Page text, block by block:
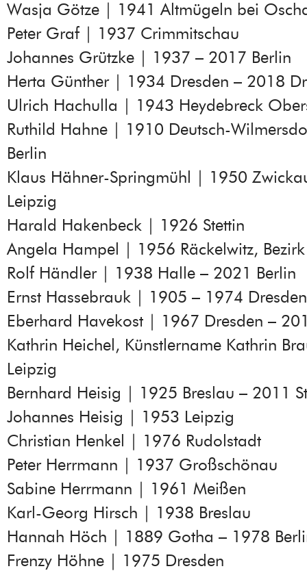
Wasja Götze | 1941 Altmügeln bei
Peter Graf | 1937 Crimmitschau
Johannes Grützke | 1937 – 2017 Berlin
Herta Günther | 1934 Dresden – 2018
Ulrich Hachulla | 1943 Heydebreck
Ruthild Hahne | 1910 Deutsch-
Berlin
Klaus Hähner-Springmühl | 1950
Leipzig
Harald Hakenbeck | 1926 Stettin
Angela Hampel | 1956 Räckelwitz,
Rolf Händler | 1938 Halle – 2021 Berlin
Ernst Hassebrauk | 1905 – 1974 Dresden
Eberhard Havekost | 1967 Dresden –
Kathrin Heichel, Künstlername Kathrin
Leipzig
Bernhard Heisig | 1925 Breslau – 2011
Johannes Heisig | 1953 Leipzig
Christian Henkel | 1976 Rudolstadt
Peter Herrmann | 1937 Großschönau
Sabine Herrmann | 1961 Meißen
Karl-Georg Hirsch | 1938 Breslau
Hannah Höch | 1889 Gotha – 1978
Frenzy Höhne | 1975 Dresden